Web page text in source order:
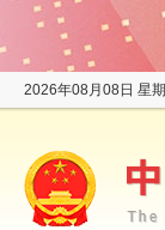
2026年08月08日 星